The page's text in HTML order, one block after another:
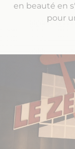
en beauté en
pour